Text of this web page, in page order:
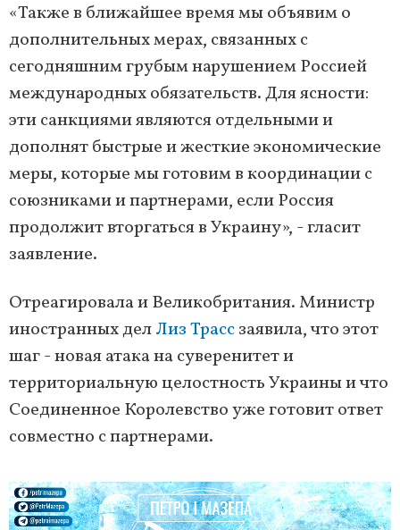
«Также в ближайшее время мы объявим о
дополнительных мерах, связанных с
сегодняшним грубым нарушением Россией
международных обязательств. Для ясности:
эти санкциями являются отдельными и
дополнят быстрые и жесткие экономические
меры, которые мы готовим в координации с
союзниками и партнерами, если Россия
продолжит вторгаться в Украину», - гласит
заявление.
Отреагировала и Великобритания. Министр
иностранных делЛиз Трассзаявила, что этот
шаг - новая атака на суверенитет и
территориальную целостность Украины и что
Соединенное Королевство уже готовит ответ
совместно с партнерами.